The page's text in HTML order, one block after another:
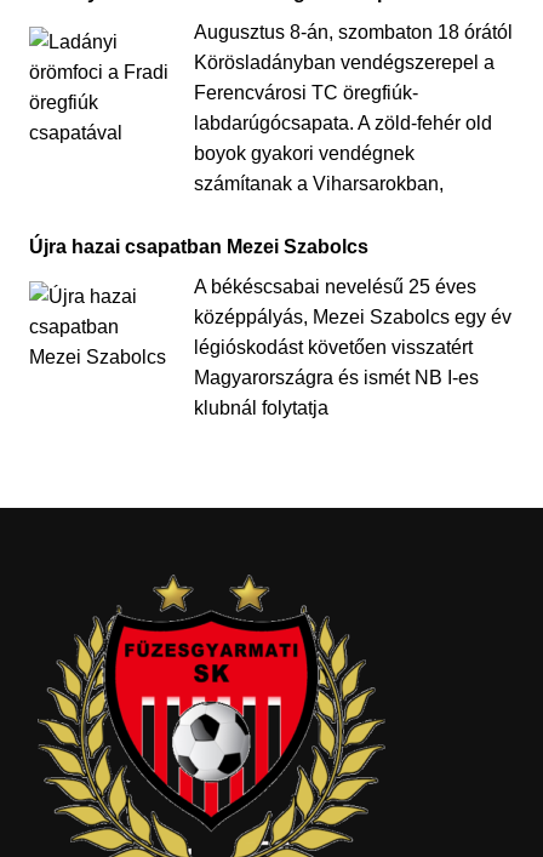
Augusztus 8-án, szombaton 18 órától
Körösladányban vendégszerepel a
Ferencvárosi TC öregfiúk-
labdarúgócsapata. A zöld-fehér old
boyok gyakori vendégnek
számítanak a Viharsarokban,
Újra hazai csapatban Mezei Szabolcs
A békéscsabai nevelésű 25 éves
középpályás, Mezei Szabolcs egy év
légióskodást követően visszatért
Magyarországra és ismét NB I-es
klubnál folytatja